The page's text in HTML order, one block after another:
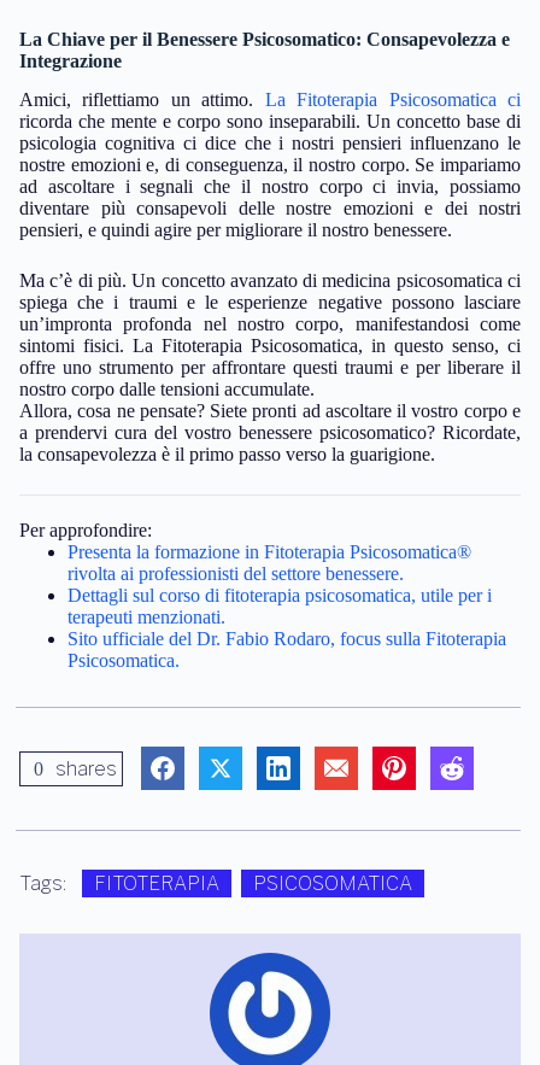
La Chiave per il Benessere Psicosomatico: Consapevolezza e
Integrazione
Amici, riflettiamo un attimo. La Fitoterapia Psicosomatica ci
ricorda che mente e corpo sono inseparabili. Un concetto base di
psicologia cognitiva ci dice che i nostri pensieri influenzano le
nostre emozioni e, di conseguenza, il nostro corpo. Se impariamo
ad ascoltare i segnali che il nostro corpo ci invia, possiamo
diventare più consapevoli delle nostre emozioni e dei nostri
pensieri, e quindi agire per migliorare il nostro benessere.
Ma c’è di più. Un concetto avanzato di medicina psicosomatica ci
spiega che i traumi e le esperienze negative possono lasciare
un’impronta profonda nel nostro corpo, manifestandosi come
sintomi fisici. La Fitoterapia Psicosomatica, in questo senso, ci
offre uno strumento per affrontare questi traumi e per liberare il
nostro corpo dalle tensioni accumulate.
Allora, cosa ne pensate? Siete pronti ad ascoltare il vostro corpo e
a prendervi cura del vostro benessere psicosomatico? Ricordate,
la consapevolezza è il primo passo verso la guarigione.
Per approfondire:
Presenta la formazione in Fitoterapia Psicosomatica®
rivolta ai professionisti del settore benessere.
Dettagli sul corso di fitoterapia psicosomatica, utile per i
terapeuti menzionati.
Sito ufficiale del Dr. Fabio Rodaro, focus sulla Fitoterapia
Psicosomatica.
0 shares
Tags: FITOTERAPIA PSICOSOMATICA